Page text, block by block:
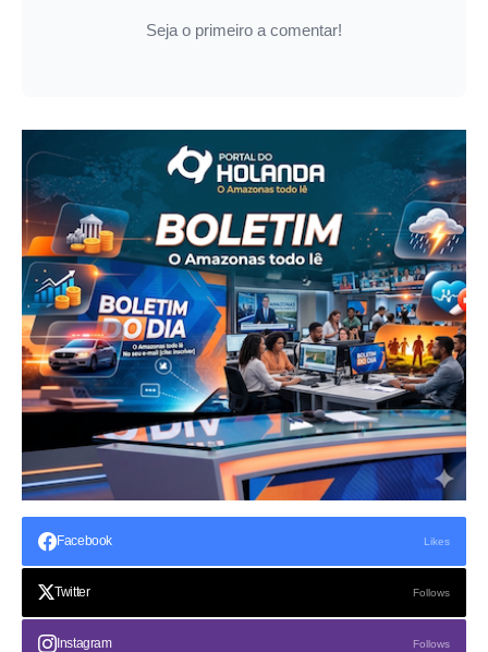
Seja o primeiro a comentar!
Facebook Likes
Twitter Follows
Instagram Follows